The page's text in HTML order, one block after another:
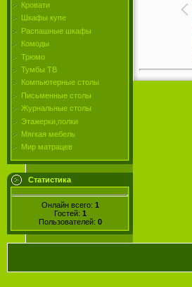
Кровати
Шкафы купе
Распашные шкафы
Комоды
Трюмо
Тумбы ТВ
Компьютерные столы
Письменные столы
Журнальные столы
Этажерки,полки
Мягкая мебель
Мир матрацев
Статистика
Онлайн всего: 1
Гостей: 1
Пользователей: 0